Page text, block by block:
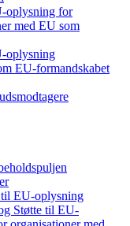
oplysning for
med EU som
oplysning
EU-formandskabet
EU-oplysning
Støtte til EU-